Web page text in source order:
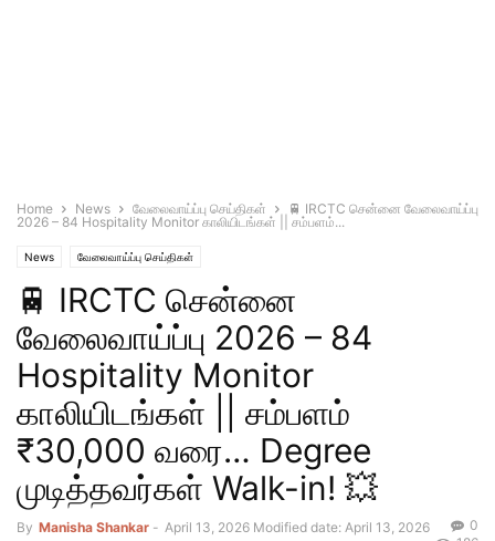
Home News வேலைவாய்ப்பு செய்திகள்
🚆 IRCTC சென்னை வேலைவாய்ப்பு
2026 – 84 Hospitality Monitor காலியிடங்கள் || சம்பளம்...
News வேலைவாய்ப்பு செய்திகள்
🚆 IRCTC சென்னை
வேலைவாய்ப்பு 2026 – 84
Hospitality Monitor
காலியிடங்கள் || சம்பளம்
₹30,000 வரை… Degree
முடித்தவர்கள் Walk-in! 💥
By Manisha Shankar - April 13, 2026 Modified date: April 13, 2026
0